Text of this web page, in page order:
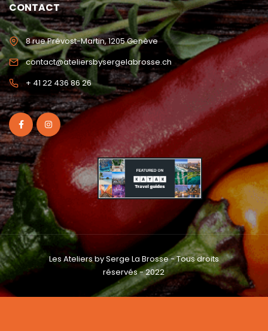
CONTACT
8 rue Prévost-Martin, 1205 Genève
contact@ateliersbysergelabrosse.ch
+ 41 22 436 86 26
Les Ateliers by Serge La Brosse - Tous droits
réservés - 2022